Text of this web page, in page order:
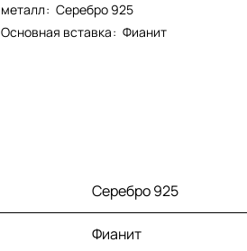
металл: Серебро 925
Основная вставка: Фианит
Серебро 925
Фианит